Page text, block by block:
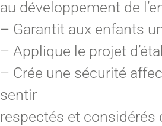
au développement de
– Garantit aux enfants
– Applique le projet
– Crée une sécurité
sentir
respectés et considérés